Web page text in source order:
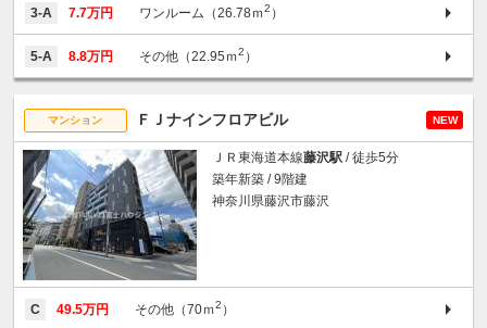
3-A 7.7万円 ワンルーム（26.78ｍ2 ）
5-A 8.8万円 その他（22.95ｍ2 ）
マンション ＦＪナインフロアビル NEW
ＪＲ東海道本線藤沢駅 / 徒歩5分
築年新築 / 9階建
神奈川県藤沢市藤沢
C 49.5万円 その他（70ｍ2 ）